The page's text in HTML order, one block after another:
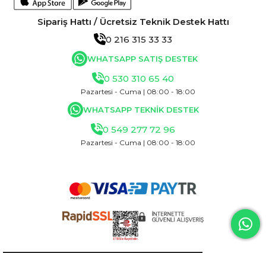
Sipariş Hattı / Ücretsiz Teknik Destek Hattı
0 216 315 33 33
WHATSAPP SATIŞ DESTEK
0 530 310 65 40
Pazartesi - Cuma | 08:00 - 18:00
WHATSAPP TEKNİK DESTEK
0 549 277 72 96
Pazartesi - Cuma | 08:00 - 18:00